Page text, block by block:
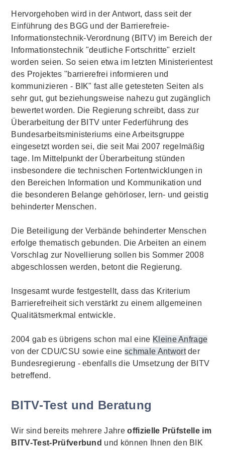
Hervorgehoben wird in der Antwort, dass seit der
Einführung des BGG und der Barrierefreie-
Informationstechnik-Verordnung (BITV) im Bereich der
Informationstechnik "deutliche Fortschritte" erzielt
worden seien. So seien etwa im letzten Ministerientest
des Projektes "barrierefrei informieren und
kommunizieren - BIK" fast alle getesteten Seiten als
sehr gut, gut beziehungsweise nahezu gut zugänglich
bewertet worden. Die Regierung schreibt, dass zur
Überarbeitung der BITV unter Federführung des
Bundesarbeitsministeriums eine Arbeitsgruppe
eingesetzt worden sei, die seit Mai 2007 regelmäßig
tage. Im Mittelpunkt der Überarbeitung stünden
insbesondere die technischen Fortentwicklungen in
den Bereichen Information und Kommunikation und
die besonderen Belange gehörloser, lern- und geistig
behinderter Menschen.
Die Beteiligung der Verbände behinderter Menschen
erfolge thematisch gebunden. Die Arbeiten an einem
Vorschlag zur Novellierung sollen bis Sommer 2008
abgeschlossen werden, betont die Regierung.
Insgesamt wurde festgestellt, dass das Kriterium
Barrierefreiheit sich verstärkt zu einem allgemeinen
Qualitätsmerkmal entwickle.
2004 gab es übrigens schon mal eine Kleine Anfrage
von der CDU/CSU sowie eineschmale Antwortder
Bundesregierung - ebenfalls die Umsetzung der BITV
betreffend.
BITV-Test und Beratung
Wir sind bereits mehrere Jahreoffizielle Prüfstelle im
BITV-Test-Prüfverbund und können Ihnen den BIK